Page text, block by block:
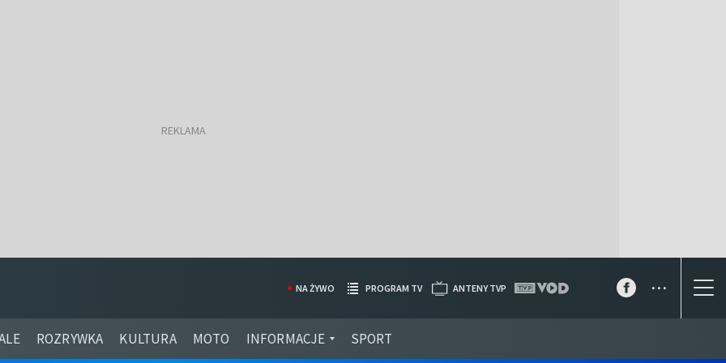
ROZRYWKA KULTURA MOTO INFORMACJE SPORT
NA ŻYWO PROGRAM TV ANTENY TVP ...